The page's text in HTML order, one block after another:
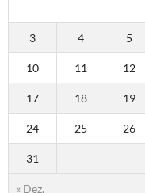
« Dez.
3 4 5
10 11 12
17 18 19
24 25 26
31